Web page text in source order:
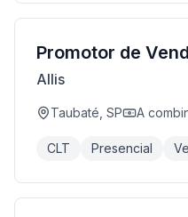
Promotor de
Allis
Taubaté, SP A
CLT Presencial